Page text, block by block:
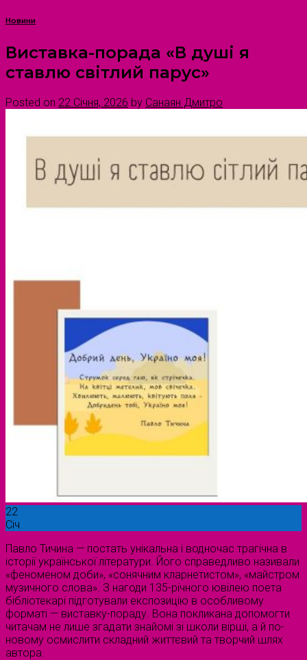
Новини
Виставка-порада «В душі я
ставлю світлий парус»
Posted on 22 Січня, 2026 by Санаян Дмитро
22
Січ
Павло Тичина — постать унікальна і водночас трагічна в
історії української літератури. Його справедливо називали
«феноменом доби», «сонячним кларнетистом», «майстром
музичного слова». З нагоди 135-річного ювілею поета
бібліотекарі підготували експозицію в особливому
форматі — виставку-пораду. Вона покликана допомогти
читачам не лише згадати знайомі зі школи вірші, а й по-
новому осмислити складний життєвий та творчий шлях
автора.